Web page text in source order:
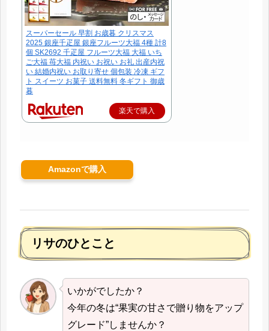
スーパーセール 早割 お歳暮 クリスマス
2025 銀座千疋屋 銀座フルーツ大福 4種 計8
個 SK2692 千疋屋 フルーツ大福 大福 いち
ご大福 苺大福 内祝い お祝い お礼 出産内祝
い 結婚内祝い お取り寄せ 個包装 冷凍 ギフ
ト スイーツ お菓子 送料無料 冬ギフト 御歳
暮
楽天で購入
Amazonで購入
リサのひとこと
いかがでしたか？
今年の冬は“果実の甘さで贈り物をアップ
グレード”しませんか？